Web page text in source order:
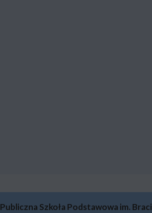
Publiczna Szkoła Podstawowa im. Braci